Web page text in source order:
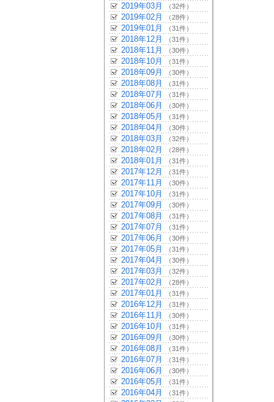
2019年03月 （32件）
2019年02月 （28件）
2019年01月 （31件）
2018年12月 （31件）
2018年11月 （30件）
2018年10月 （31件）
2018年09月 （30件）
2018年08月 （31件）
2018年07月 （31件）
2018年06月 （30件）
2018年05月 （31件）
2018年04月 （30件）
2018年03月 （32件）
2018年02月 （28件）
2018年01月 （31件）
2017年12月 （31件）
2017年11月 （30件）
2017年10月 （31件）
2017年09月 （30件）
2017年08月 （31件）
2017年07月 （31件）
2017年06月 （30件）
2017年05月 （31件）
2017年04月 （30件）
2017年03月 （32件）
2017年02月 （28件）
2017年01月 （31件）
2016年12月 （31件）
2016年11月 （30件）
2016年10月 （31件）
2016年09月 （30件）
2016年08月 （31件）
2016年07月 （31件）
2016年06月 （30件）
2016年05月 （31件）
2016年04月 （31件）